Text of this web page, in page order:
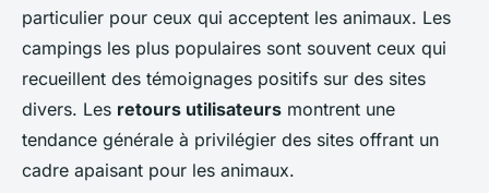
particulier pour ceux qui acceptent les animaux. Les
campings les plus populaires sont souvent ceux qui
recueillent des témoignages positifs sur des sites
divers. Les retours utilisateurs montrent une
tendance générale à privilégier des sites offrant un
cadre apaisant pour les animaux.